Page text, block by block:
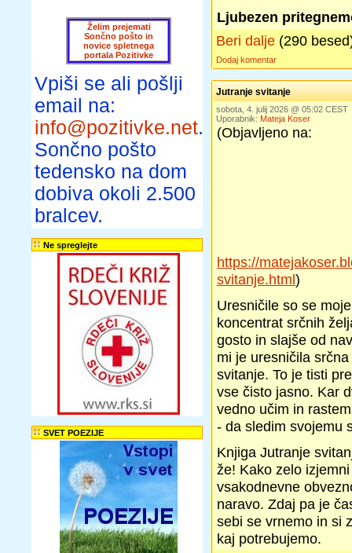
Želim prejemati
Sončno pošto in
novice spletnega
portala Pozitivke
Vpiši se ali pošlji
email na:
info@pozitivke.net.
Sončno pošto
tedensko na dom
dobiva okoli 2.500
bralcev.
Ne spreglejte
SVET POEZIJE
Ljubezen
Beri dalje (290
Dodaj komentar
Jutranje svitanje
sobota, 4. julij 2026 @ 05:02 CEST
Uporabnik: Mateja Koser
(Objavljeno na:
https://
svitanje.html)
Uresničile so se
koncentrat srčnih
gosto in slajše od
mi je uresničila
svitanje. To je tisti
vse čisto jasno. Kar
vedno učim in
- da sledim svojemu
Knjiga Jutranje
že! Kako zelo
vsakodnevne
naravo. Zdaj pa je
sebi se vrnemo in si
kaj potrebujemo.